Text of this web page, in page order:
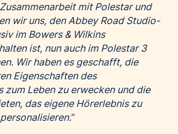
mit Polestar und
wir uns, den Abbey Road Studio-
im Bowers & Wilkins
ist, nun auch im Polestar 3
Wir haben es geschafft, die
Eigenschaften des
zum Leben zu erwecken und die
das eigene Hörerlebnis zu
“